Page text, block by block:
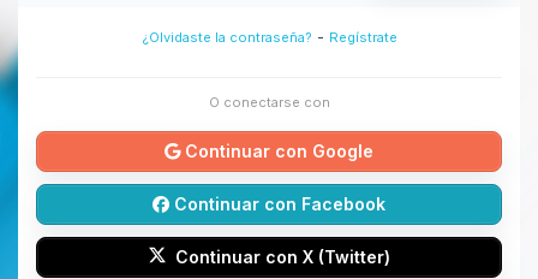
¿Olvidaste la contraseña? - Regístrate
O conectarse con
Continuar con Google
Continuar con Facebook
Continuar con X (Twitter)